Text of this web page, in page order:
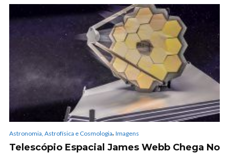
Astronomia, Astrofísica e Cosmologia, Imagens
Telescópio Espacial James Webb Chega No